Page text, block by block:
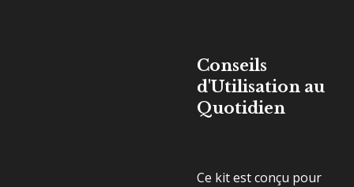
Conseils
d'Utilisation au
Quotidien
Ce kit est conçu pour